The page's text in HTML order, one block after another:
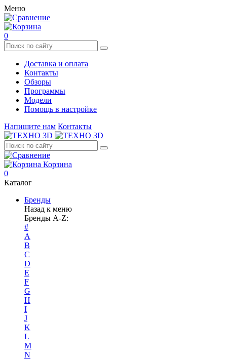
Меню
0
Доставка и оплата
Контакты
Обзоры
Программы
Модели
Помощь в настройке
Напишите нам Контакты
Корзина
0
Каталог
Бренды
Назад к меню
Бренды A-Z:
#
A
B
C
D
E
F
G
H
I
J
K
L
M
N